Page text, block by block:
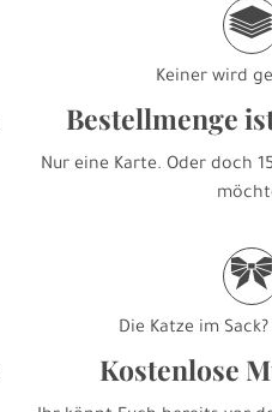
Keiner wird
Bestellmenge
Nur eine Karte. Oder doch
Die Katze im
Kostenlose